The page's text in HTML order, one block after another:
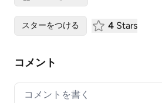
スターをつける 4 Stars
コメント
Your comment